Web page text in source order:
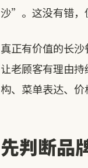
沙”。这没有错，
真正有价值的长沙
让老顾客有理由
构、菜单表达、价
先判断品